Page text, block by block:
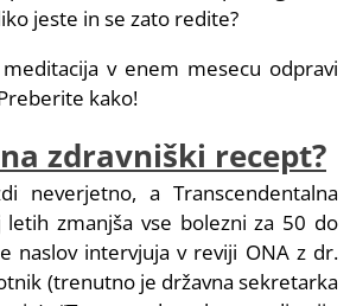
jeste in se zato redite?
v enem mesecu odpravi
kako!
zdravniški recept?
neverjetno, a Transcendentalna
letih zmanjša vse bolezni za 50 do
naslov intervjuja v reviji ONA z dr.
(trenutno je državna sekretarka